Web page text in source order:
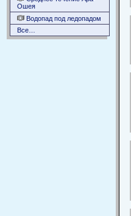
Ошея
Водопад под ледопадом
Все…